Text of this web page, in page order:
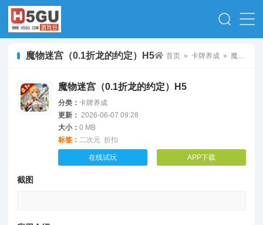
魔物迷宫（0.1折龙的约定）H5 首页 » 卡牌养成 » 魔物迷宫（0.1折龙的约定）H5
魔物迷宫（0.1折龙的约定）H5
分类： 卡牌养成
更新： 2026-06-07 09:28
大小： 0 MB
标签： 二次元 折扣
在线试玩 APP下载
截图